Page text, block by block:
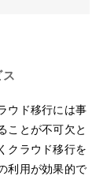
ス
ウド移行には事
ことが不可欠と
クラウド移行を
利用が効果的で